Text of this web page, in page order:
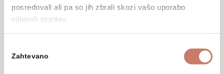
posredovali ali pa so jih zbrali skozi vašo uporabo
njihovih storitev.
soglasja
Zahtevano
Prijavite se na naše novice in sledite
aktualnim dogodkom, prireditvam in